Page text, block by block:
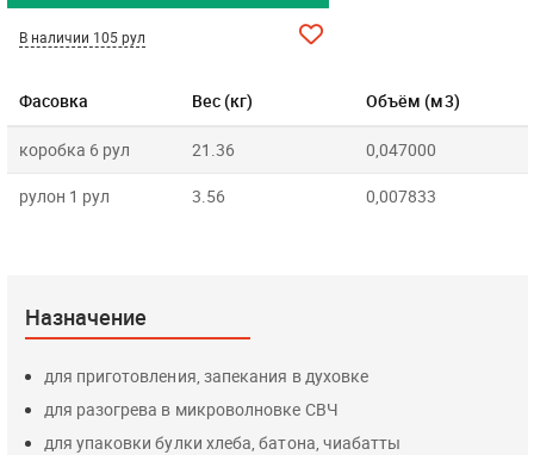
Фасовка Вес (кг) Объём (м3)
коробка 6 рул 21.36 0,047000
рулон 1 рул 3.56 0,007833
В наличии 105 рул
Назначение
для приготовления, запекания в духовке
для разогрева в микроволновке СВЧ
для упаковки булки хлеба, батона, чиабатты